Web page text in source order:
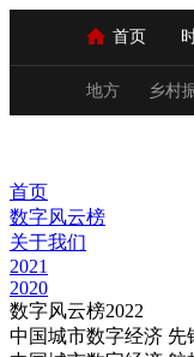
首页
人民领袖习近
直播
海外频道
地方 乡村
人民领
首页
数字风云榜
关于我们
2021
2020
数字风云榜2022
中国城市数字经济 先